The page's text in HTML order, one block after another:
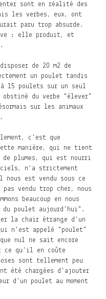
sont en réalité des
les verbes, eux, ont
paru trop absurde.
: elle produit, et
de 20 m2 de
un poulet tandis
15 poulets sur un seul
obstiné du verbe "élever"
sur les animaux
c'est que
manière, qui ne tient
plumes, qui est nourri
n'a strictement
est vendu sous ce
vendu trop cher, nous
beaucoup en nous
du poulet aujourd'hui".
la chair étrange d'un
n'est appelé "poulet"
nul ne sait encore
ce qu'il en coûte
sont tellement peu
été chargées d'ajouter
d'un poulet au moment